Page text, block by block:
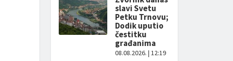
slavi Svetu
Petku Trnovu;
Dodik uputio
čestitku
građanima
08.08.2026. | 12:19